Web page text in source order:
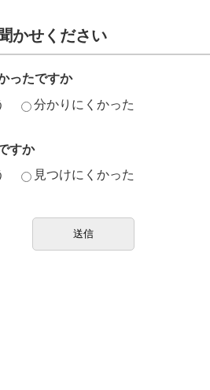
かせください
ったですか
分かりにくかった
すか
見つけにくかった